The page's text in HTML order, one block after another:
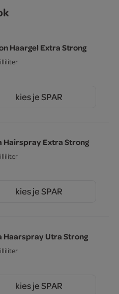
Haargel Extra Strong
kies je SPAR
Hairspray Extra Strong
kies je SPAR
Haarspray Utra Strong
kies je SPAR